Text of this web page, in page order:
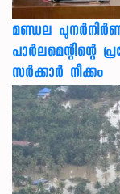
മണ്ഡല
പാർലമെന്റിന്റെ
സർക്കാർ നീക്കം